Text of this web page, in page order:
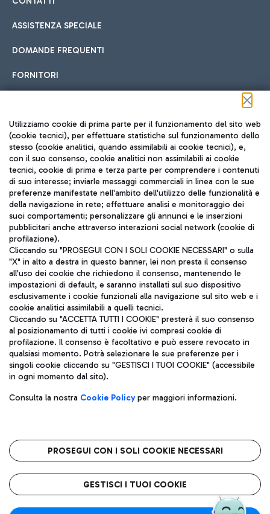
ASSISTENZA SPECIALE
DOMANDE FREQUENTI
FORNITORI
Seguici sui social
TRAVEL JOURNAL
ITA
Aeroporti di Roma S.p.A. - Società soggetta a direzione e
coordinamento di Mundys S.p.A.
Codice fiscale e Registro delle Imprese di Roma 13032990155 P.
IVA 06572251004
Capitale sociale 62.224.743,00 int. vers.
Sede legale: Via Pier Paolo Racchetti 1 - 00054 Fiumicino (RM)
telefono +39 06 65951
Privacy policy
Note legali
Roma FCO
L'aeroporto stellato
Utilizziamo cookie di prima parte per il funzionamento del sito web
(cookie tecnici), per effettuare statistiche sul funzionamento dello
stesso (cookie analitici, quando assimilabili ai cookie tecnici), e,
con il suo consenso, cookie analitici non assimilabili ai cookie
tecnici, cookie di prima e terza parte per comprendere i contenuti
di suo interesse; inviarle messaggi commerciali in linea con le sue
preferenze manifestate nell'ambito dell'utilizzo delle funzionalità e
della navigazione in rete; effettuare analisi e monitoraggio dei
suoi comportamenti; personalizzare gli annunci e le inserzioni
pubblicitari anche attraverso interazioni social network (cookie di
profilazione).
Cliccando su "PROSEGUI CON I SOLI COOKIE NECESSARI" o sulla
"X" in alto a destra in questo banner, lei non presta il consenso
all'uso dei cookie che richiedono il consenso, mantenendo le
impostazioni di default, e saranno installati sul suo dispositivo
esclusivamente i cookie funzionali alla navigazione sul sito web e i
cookie analitici assimilabili a quelli tecnici.
Cliccando su "ACCETTA TUTTI I COOKIE" presterà il suo consenso
al posizionamento di tutti i cookie ivi compresi cookie di
profilazione. Il consenso è facoltativo e può essere revocato in
qualsiasi momento. Potrà selezionare le sue preferenze per i
singoli cookie cliccando su "GESTISCI I TUOI COOKIE" (accessibile
in ogni momento dal sito).
Consulta la nostra Cookie Policyper maggiori informazioni.
PROSEGUI CON I SOLI COOKIE NECESSARI
GESTISCI I TUOI COOKIE